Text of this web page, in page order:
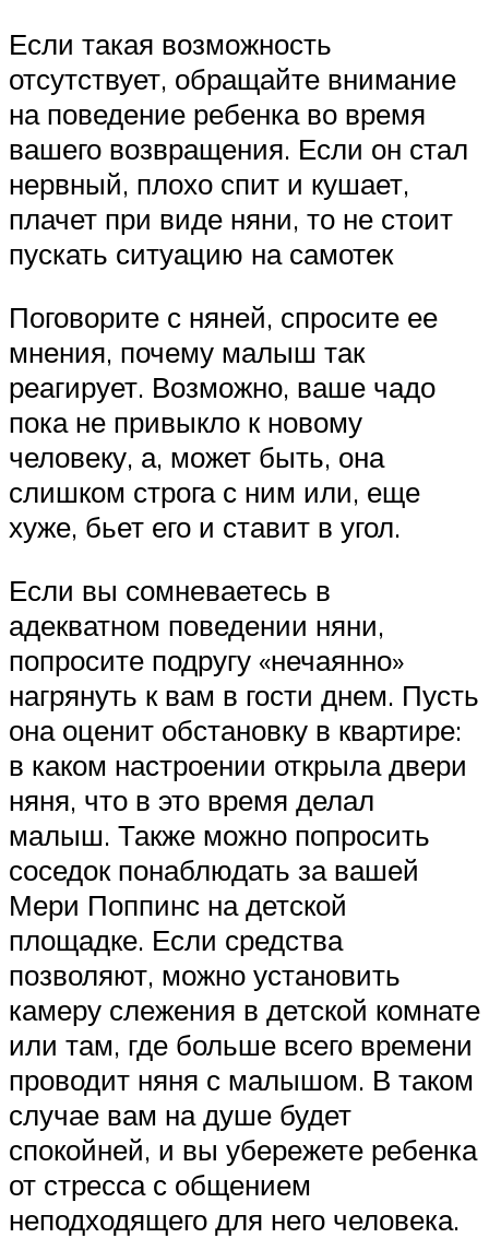
Если такая возможность
отсутствует, обращайте внимание
на поведение ребенка во время
вашего возвращения. Если он стал
нервный, плохо спит и кушает,
плачет при виде няни, то не стоит
пускать ситуацию на самотек
Поговорите с няней, спросите ее
мнения, почему малыш так
реагирует. Возможно, ваше чадо
пока не привыкло к новому
человеку, а, может быть, она
слишком строга с ним или, еще
хуже, бьет его и ставит в угол.
Если вы сомневаетесь в
адекватном поведении няни,
попросите подругу «нечаянно»
нагрянуть к вам в гости днем. Пусть
она оценит обстановку в квартире:
в каком настроении открыла двери
няня, что в это время делал
малыш. Также можно попросить
соседок понаблюдать за вашей
Мери Поппинс на детской
площадке. Если средства
позволяют, можно установить
камеру слежения в детской комнате
или там, где больше всего времени
проводит няня с малышом. В таком
случае вам на душе будет
спокойней, и вы убережете ребенка
от стресса с общением
неподходящего для него человека.